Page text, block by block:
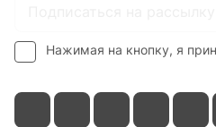
Нажимая на кнопку, я